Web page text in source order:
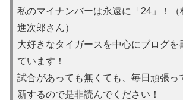
私のマイナンバーは永遠に「24」！（
進次郎さん）
大好きなタイガースを中心にブログを
ています！
試合があって も無くても、毎日頑張っ
新するので是非読んでください！